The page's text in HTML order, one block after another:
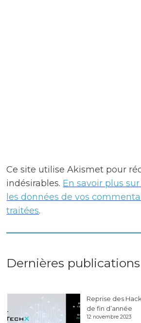
Ce site utilise Akismet pour
indésirables. En savoir plus
les données de vos
traitées.
Dernières publications
Reprise des
de fin d’année
12 novembre 2023